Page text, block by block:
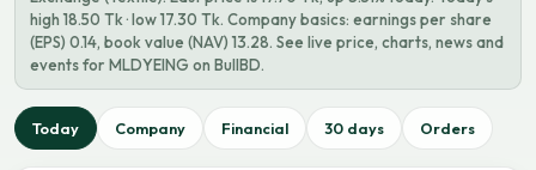
high 18.50 Tk · low 17.30 Tk. Company basics: earnings per share
(EPS) 0.14, book value (NAV) 13.28. See live price, charts, news and
events for MLDYEING on BullBD.
Today Company Financial 30 days Orders